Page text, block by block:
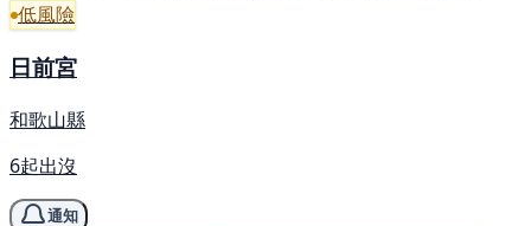
低風險
日前宮
和歌山縣
6起出沒
通知